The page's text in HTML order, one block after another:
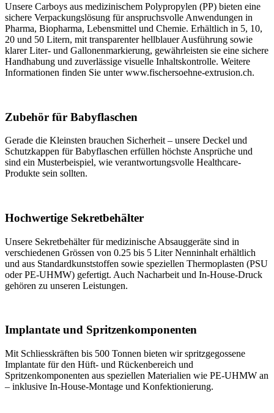
Unsere Carboys aus medizinischem Polypropylen (PP) bieten eine
sichere Verpackungslösung für anspruchsvolle Anwendungen in
Pharma, Biopharma, Lebensmittel und Chemie. Erhältlich in 5, 10,
20 und 50 Litern, mit transparenter hellblauer Ausführung sowie
klarer Liter‑ und Gallonenmarkierung, gewährleisten sie eine sichere
Handhabung und zuverlässige visuelle Inhaltskontrolle. Weitere
Informationen finden Sie unter www.fischersoehne-extrusion.ch.
Zubehör für Babyflaschen
Gerade die Kleinsten brauchen Sicherheit – unsere Deckel und
Schutzkappen für Babyflaschen erfüllen höchste Ansprüche und
sind ein Musterbeispiel, wie verantwortungsvolle Healthcare-
Produkte sein sollten.
Hochwertige Sekretbehälter
Unsere Sekretbehälter für medizinische Absauggeräte sind in
verschiedenen Grössen von 0.25 bis 5 Liter Nenninhalt erhältlich
und aus Standardkunststoffen sowie speziellen Thermoplasten (PSU
oder PE-UHMW) gefertigt. Auch Nacharbeit und In-House-Druck
gehören zu unseren Leistungen.
Implantate und Spritzenkomponenten
Mit Schliesskräften bis 500 Tonnen bieten wir spritzgegossene
Implantate für den Hüft- und Rückenbereich und
Spritzenkomponenten aus speziellen Materialien wie PE-UHMW an
– inklusive In-House-Montage und Konfektionierung.